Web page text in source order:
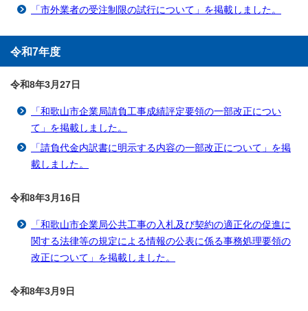
「市外業者の受注制限の試行について」を掲載しました。
令和7年度
令和8年3月27 日
「和歌山市企業局請負工事成績評定要領の一部改正につい
て」を掲載しました。
「請負代金内訳書に明示する内容の一部改正について」を掲
載しました。
令和8年3月16 日
「和歌山市企業局公共工事の入札及び契約の適正化の促進に
関する法律等の規定による情報の公表に係る事務処理要領の
改正について」を掲載しました。
令和8年3月9 日